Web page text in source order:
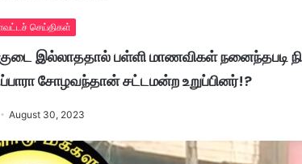
செய்திகள்
இல்லாததால் பள்ளி மாணவிகள் நனைந்தபடி
சோழவந்தான் சட்டமன்ற உறுப்பினர்!?
August 30, 2023